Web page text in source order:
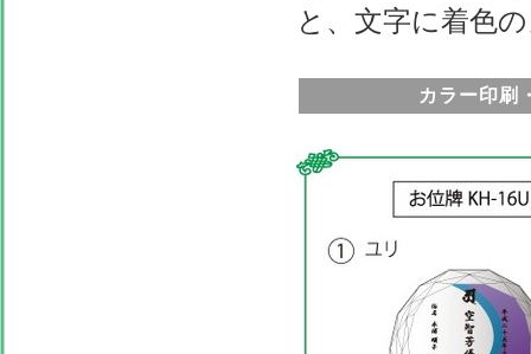
と、文字に着色
カラー印刷